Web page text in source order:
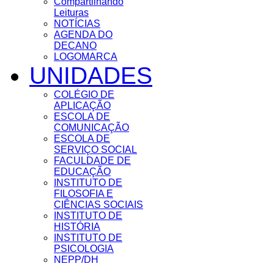
Leituras
NOTÍCIAS
AGENDA DO
DECANO
LOGOMARCA
UNIDADES
COLÉGIO DE
APLICAÇÃO
ESCOLA DE
COMUNICAÇÃO
ESCOLA DE
SERVIÇO SOCIAL
FACULDADE DE
EDUCAÇÃO
INSTITUTO DE
FILOSOFIA E
CIÊNCIAS SOCIAIS
INSTITUTO DE
HISTÓRIA
INSTITUTO DE
PSICOLOGIA
NEPP/DH